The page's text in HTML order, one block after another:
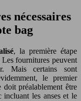
nécessaires
bag
, la première étape
Les fournitures peuvent
Mais certains sont
le premier
doit préalablement être
incluant les anses et le